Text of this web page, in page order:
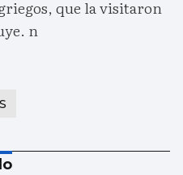
que la visitaron
n